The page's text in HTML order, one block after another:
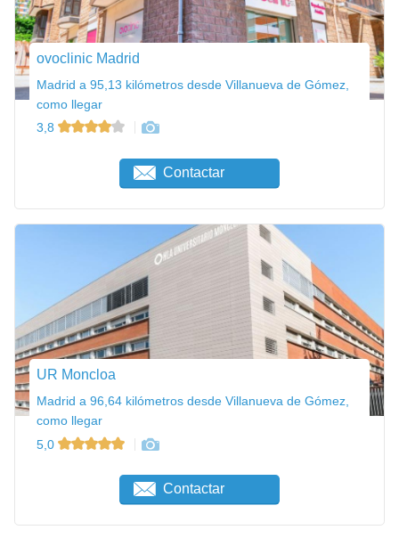
ovoclinic Madrid
Madrid a 95,13 kilómetros desde Villanueva de Gómez,
como llegar
3,8
Contactar
UR Moncloa
Madrid a 96,64 kilómetros desde Villanueva de Gómez,
como llegar
5,0
Contactar